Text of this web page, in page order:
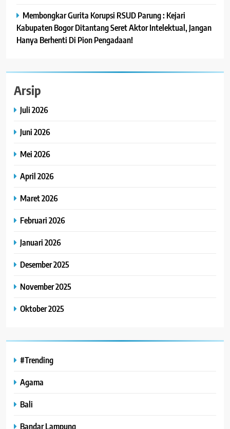
Membongkar Gurita Korupsi RSUD Parung : Kejari
Kabupaten Bogor Ditantang Seret Aktor Intelektual, Jangan
Hanya Berhenti Di Pion Pengadaan!
Arsip
Juli 2026
Juni 2026
Mei 2026
April 2026
Maret 2026
Februari 2026
Januari 2026
Desember 2025
November 2025
Oktober 2025
#Trending
Agama
Bali
Bandar Lampung